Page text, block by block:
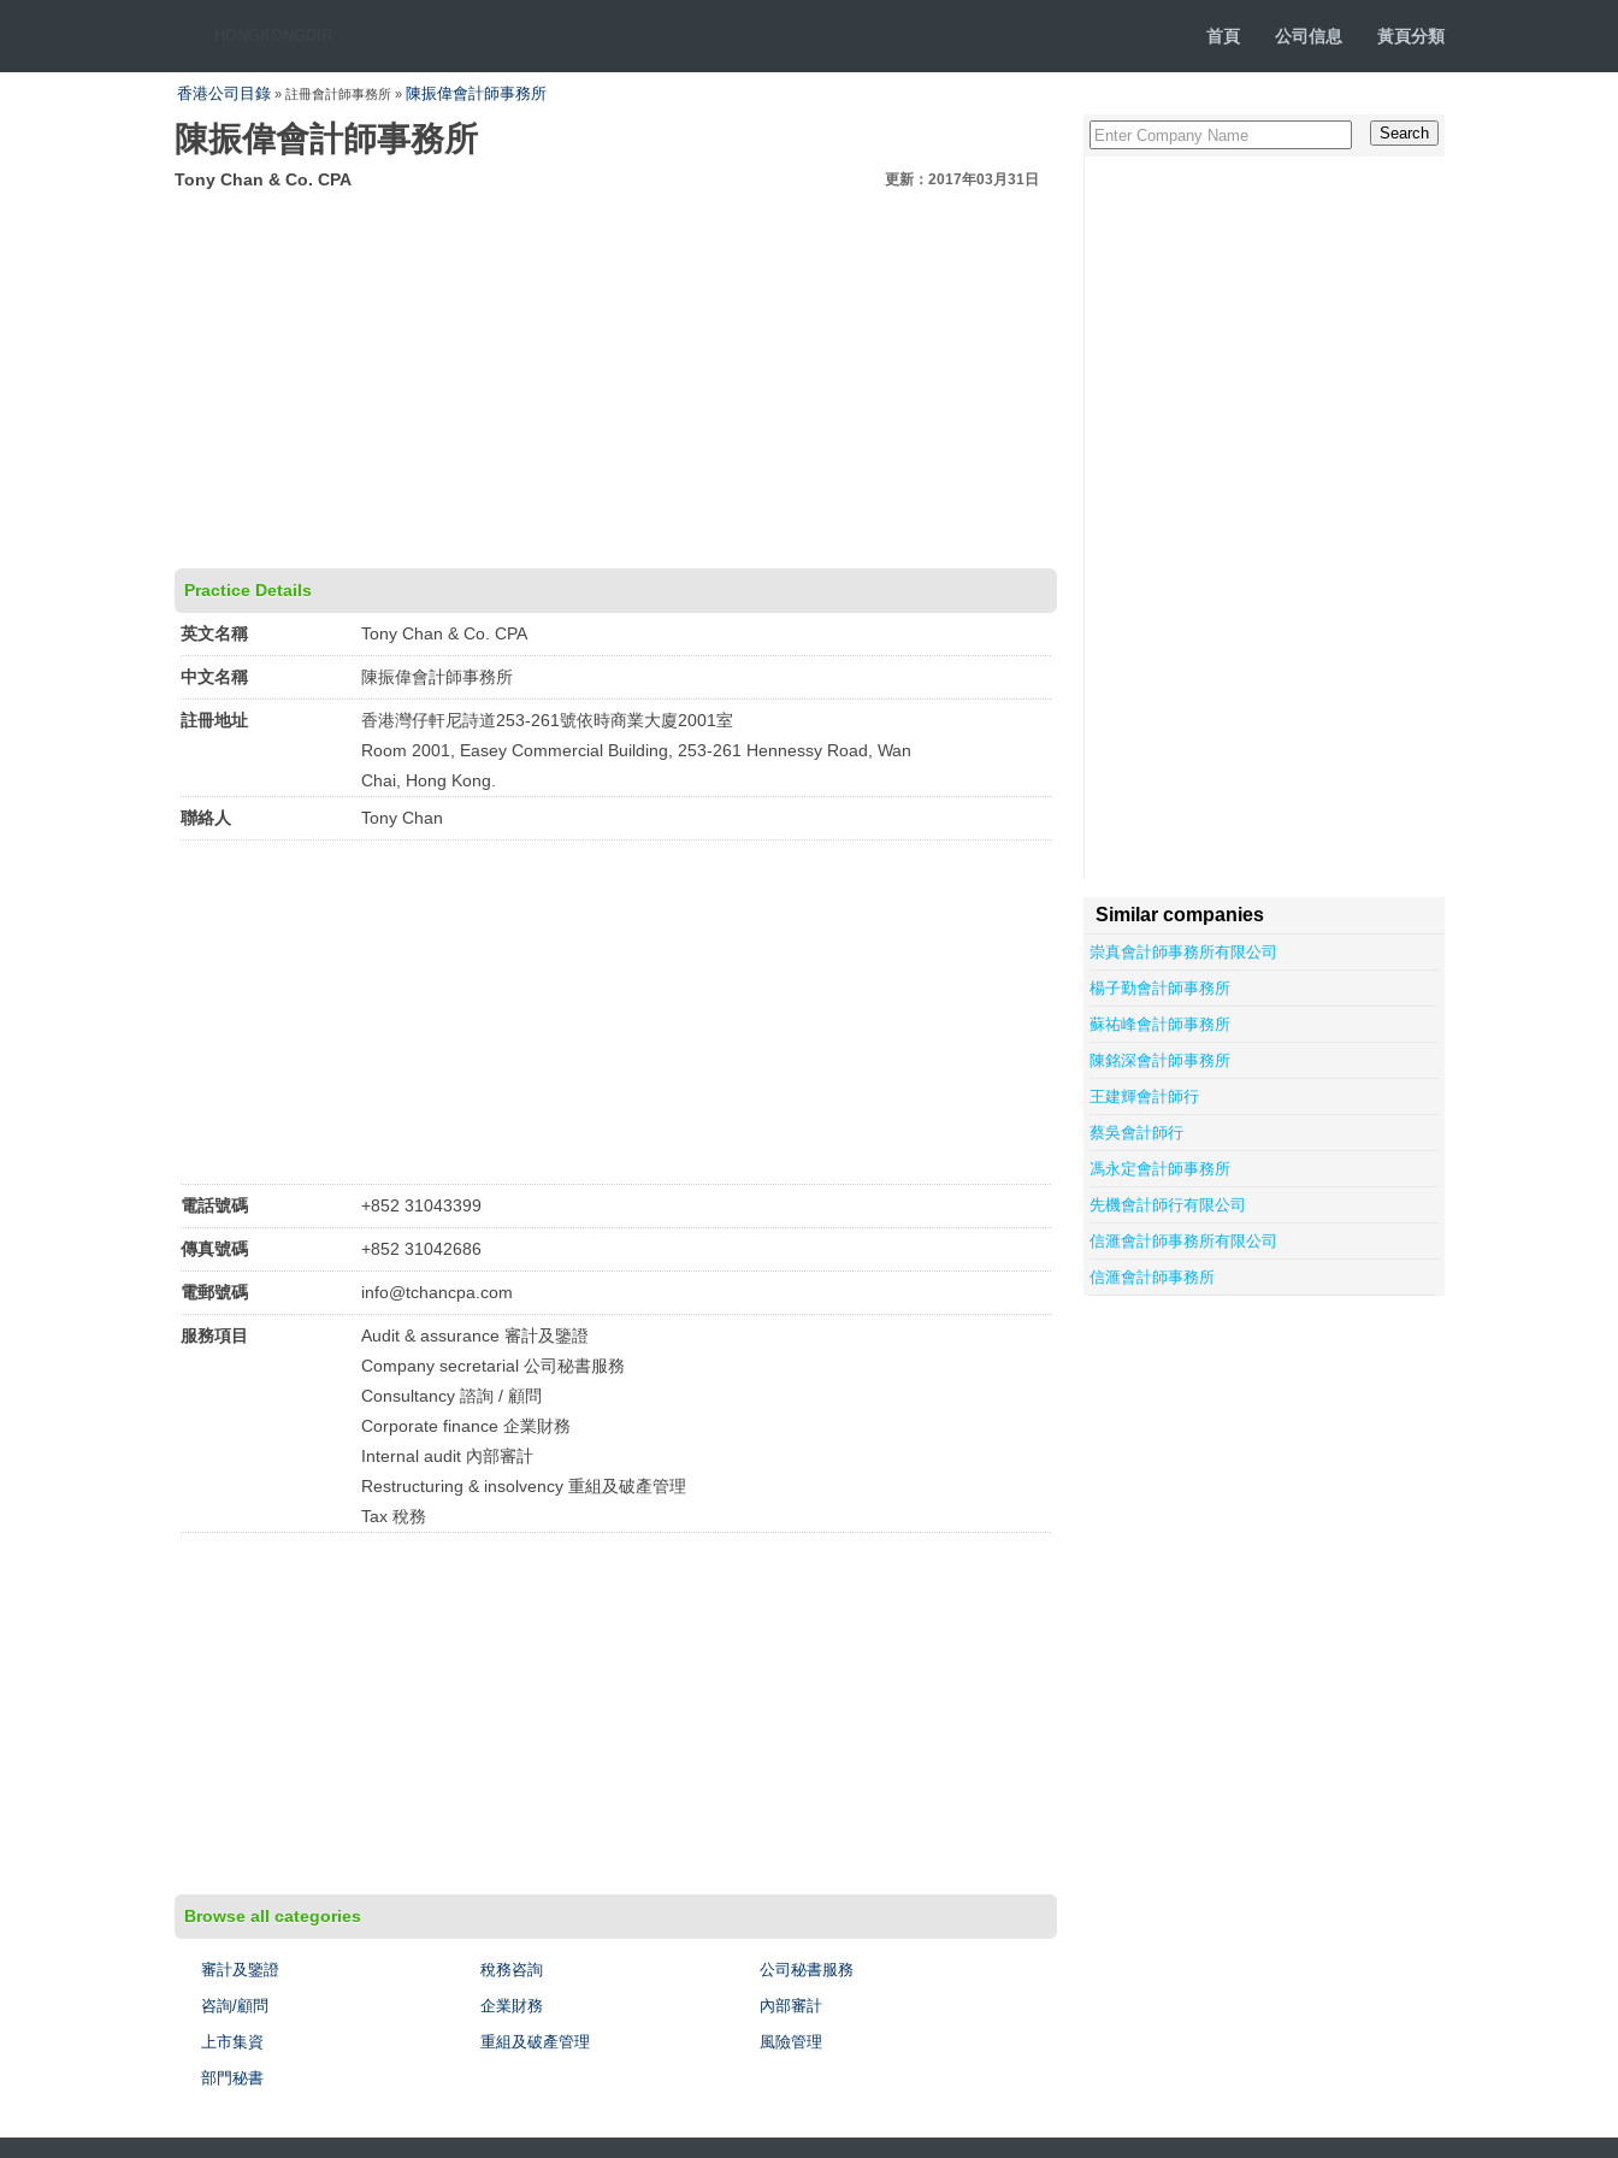
首頁 公司信息 黃頁分類
香港公司目錄 » 註冊會計師事務所 » 陳振偉會計師事務所
陳振偉會計師事務所
Tony Chan & Co. CPA 更新：2017年03月31日
Practice Details
英文名稱 Tony Chan & Co. CPA
中文名稱 陳振偉會計師事務所
註冊地址
香港灣仔軒尼詩道253-261號依時商業大廈2001室
Room 2001, Easey Commercial Building, 253-261 Hennessy Road, Wan
Chai, Hong Kong.
聯絡人
Tony Chan
電話號碼 +852 31043399
傳真號碼 +852 31042686
電郵號碼 info@tchancpa.com
服務項目
Audit & assurance 審計及鑒證
Company secretarial 公司秘書服務
Consultancy 諮詢 / 顧問
Corporate finance 企業財務
Internal audit 內部審計
Restructuring & insolvency 重組及破產管理
Tax 稅務
Browse all categories
審計及鑒證 稅務咨詢
公司秘書服務
咨詢/顧問
企業財務
內部審計
上市集資
重組及破產管理
風險管理
部門秘書
Similar companies
崇真會計師事務所有限公司
楊子勤會計師事務所
蘇祐峰會計師事務所
陳銘深會計師事務所
王建輝會計師行
蔡吳會計師行
馮永定會計師事務所
先機會計師行有限公司
信滙會計師事務所有限公司
信滙會計師事務所